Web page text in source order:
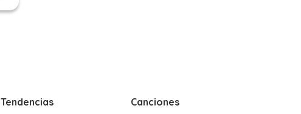
Tendencias
Canciones